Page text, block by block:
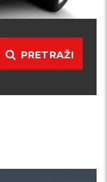
PRETRAŽI